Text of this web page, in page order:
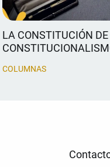
LA CONSTITUCIÓN
COLUMNAS